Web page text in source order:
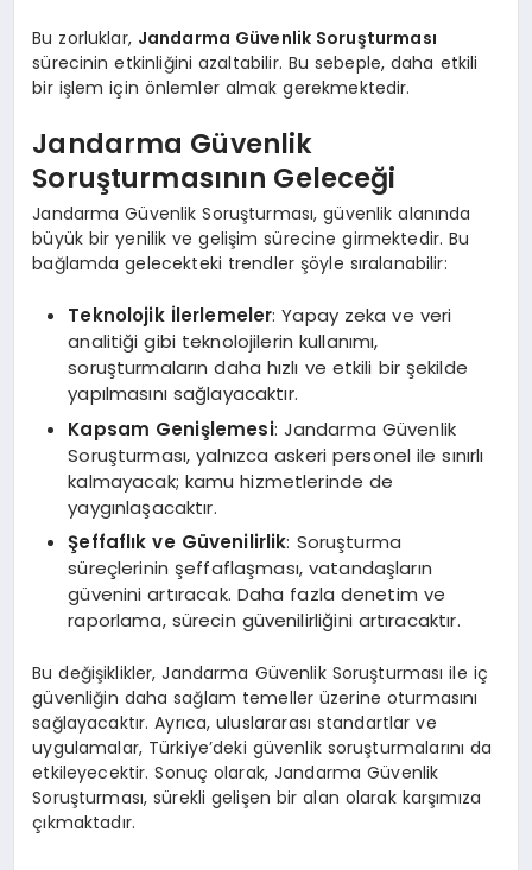
Bu zorluklar, Jandarma Güvenlik Soruşturması
sürecinin etkinliğini azaltabilir. Bu sebeple, daha etkili
bir işlem için önlemler almak gerekmektedir.
Jandarma Güvenlik
Soruşturmasının Geleceği
Jandarma Güvenlik Soruşturması, güvenlik alanında
büyük bir yenilik ve gelişim sürecine girmektedir. Bu
bağlamda gelecekteki trendler şöyle sıralanabilir:
Teknolojik İlerlemeler: Yapay zeka ve veri
analitiği gibi teknolojilerin kullanımı,
soruşturmaların daha hızlı ve etkili bir şekilde
yapılmasını sağlayacaktır.
Kapsam Genişlemesi: Jandarma Güvenlik
Soruşturması, yalnızca askeri personel ile sınırlı
kalmayacak; kamu hizmetlerinde de
yaygınlaşacaktır.
Şeffaflık ve Güvenilirlik: Soruşturma
süreçlerinin şeffaflaşması, vatandaşların
güvenini artıracak. Daha fazla denetim ve
raporlama, sürecin güvenilirliğini artıracaktır.
Bu değişiklikler, Jandarma Güvenlik Soruşturması ile iç
güvenliğin daha sağlam temeller üzerine oturmasını
sağlayacaktır. Ayrıca, uluslararası standartlar ve
uygulamalar, Türkiye’deki güvenlik soruşturmalarını da
etkileyecektir. Sonuç olarak, Jandarma Güvenlik
Soruşturması, sürekli gelişen bir alan olarak karşımıza
çıkmaktadır.